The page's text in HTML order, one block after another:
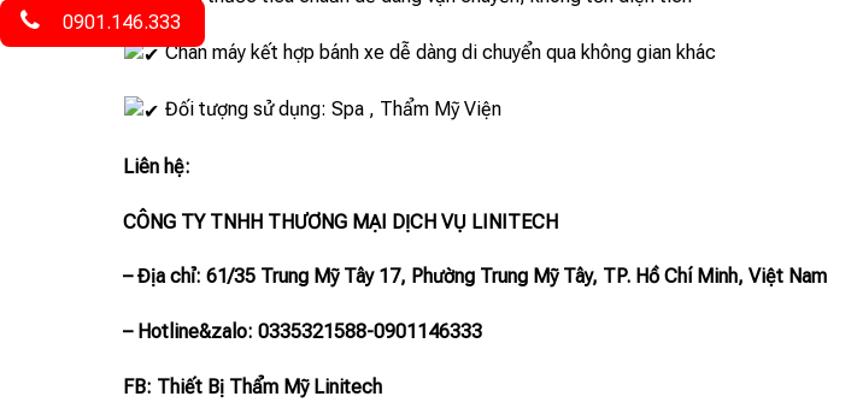
Chân máy kết hợp bánh xe dễ dàng di chuyển qua không gian khác
Đối tượng sử dụng: Spa , Thẩm Mỹ Viện
Liên hệ:
CÔNG TY TNHH THƯƠNG MẠI DỊCH VỤ LINITECH
– Địa chỉ: 61/35 Trung Mỹ Tây 17, Phường Trung Mỹ Tây, TP. Hồ Chí Minh, Việt Nam
– Hotline&zalo: 0335321588-0901146333
FB: Thiết Bị Thẩm Mỹ Linitech
0901.146.333